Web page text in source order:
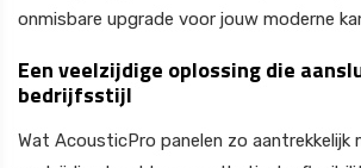
onmisbare upgrade voor jouw moderne
Een veelzijdige oplossing die
bedrijfsstijl
Wat AcousticPro panelen zo aantrekkelijk